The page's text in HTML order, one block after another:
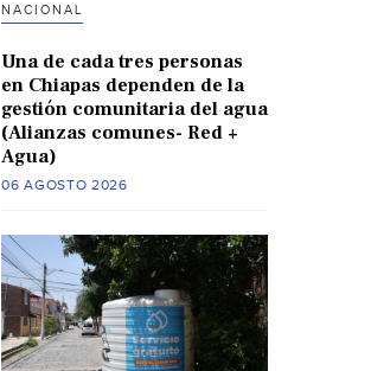
NACIONAL
Una de cada tres personas
en Chiapas dependen de la
gestión comunitaria del agua
(Alianzas comunes- Red +
Agua)
06 AGOSTO 2026